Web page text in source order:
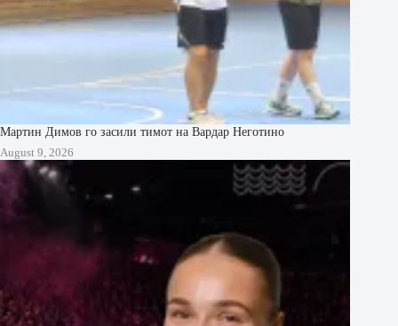
Мартин Димов го засили тимот на Вардар Неготино
August 9, 2026